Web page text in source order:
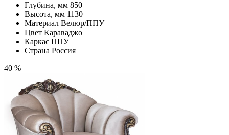
Глубина, мм 850
Высота, мм 1130
Материал Велюр/ППУ
Цвет Караваджо
Каркас ППУ
Страна Россия
40 %